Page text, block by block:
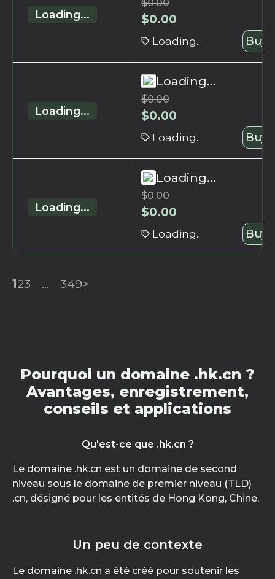
Loading...
$0.00
$0.00
Loading... Buy
Loading...
Loading...
$0.00
$0.00
Loading... Buy
Loading...
Loading...
$0.00
$0.00
Loading... Buy
123 ... 349>
Pourquoi un domaine .hk.cn ?
Avantages, enregistrement,
conseils et applications
Qu'est-ce que .hk.cn ?
Le domaine .hk.cn est un domaine de second
niveau sous le domaine de premier niveau (TLD)
.cn, désigné pour les entités de Hong Kong, Chine.
Un peu de contexte
Le domaine .hk.cn a été créé pour soutenir les